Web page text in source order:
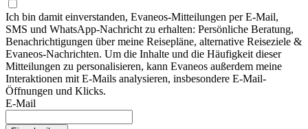
Ich bin damit einverstanden, Evaneos-Mitteilungen per E-Mail,
SMS und WhatsApp-Nachricht zu erhalten: Persönliche Beratung,
Benachrichtigungen über meine Reisepläne, alternative Reiseziele &
Evaneos-Nachrichten. Um die Inhalte und die Häufigkeit dieser
Mitteilungen zu personalisieren, kann Evaneos außerdem meine
Interaktionen mit E-Mails analysieren, insbesondere E-Mail-
Öffnungen und Klicks.
E-Mail